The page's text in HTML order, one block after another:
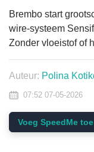
Brembo start
wire-systeem
Zonder vloeistof of
Auteur: Polina
07:52 07-05-2026
Voeg SpeedMe